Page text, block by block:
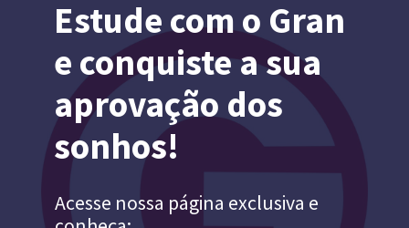
Estude com o Gran
e conquiste a sua
aprovação dos
sonhos!
Acesse nossa página exclusiva e